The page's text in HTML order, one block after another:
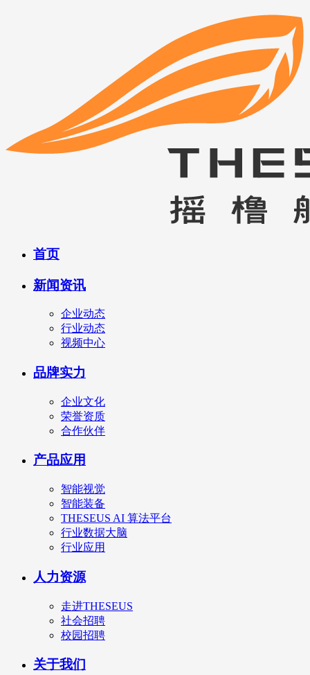
首页
新闻资讯
企业动态
行业动态
视频中心
品牌实力
企业文化
荣誉资质
合作伙伴
产品应用
智能视觉
智能装备
THESEUS AI 算法平台
行业数据大脑
行业应用
人力资源
走进THESEUS
社会招聘
校园招聘
关于我们